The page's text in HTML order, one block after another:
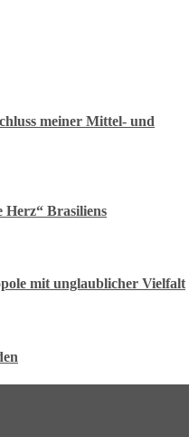
meiner Mittel- und
Herz“ Brasiliens
mit unglaublicher Vielfalt